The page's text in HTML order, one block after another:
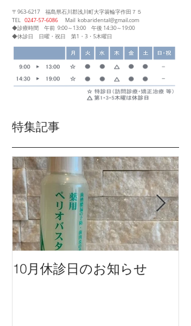
〒963-6217 福島県石川郡浅川町大字簑輪字作田７５
​TEL 0247‐57‐6086 Mail kobaridental@gmail.com
◆診療時間 午前 9:00～13:00 午後 14:30～19:00
◆休診日 日曜・祝日 第1・3・5木曜日
特集記事
10月休診日のお知らせ